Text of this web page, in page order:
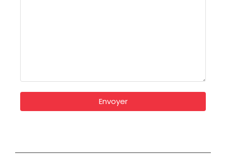
Envoyer